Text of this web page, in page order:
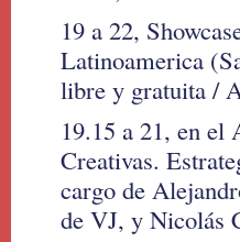
19 a 22,
Latinoamerica
libre y gratuita /
19.15 a 21, en el
Creativas.
cargo de
de VJ, y Nicolás